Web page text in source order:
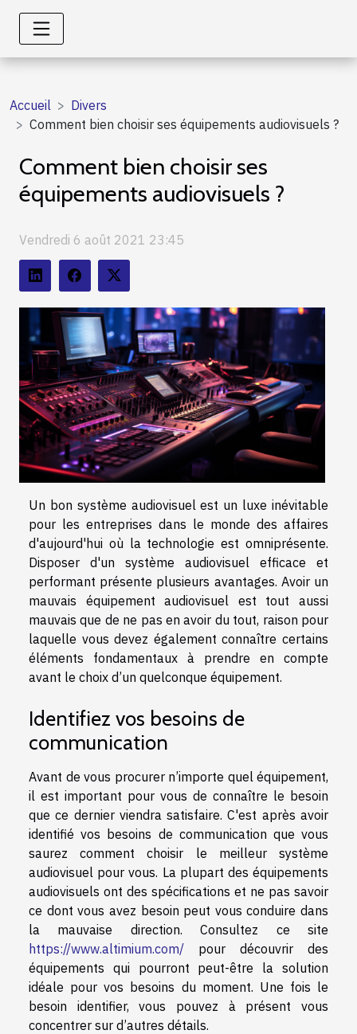
Accueil
Divers
Comment bien choisir ses équipements audiovisuels ?
Comment bien choisir ses
équipements audiovisuels ?
Vendredi 6 août 2021 23:45
Un bon système audiovisuel est un luxe inévitable
pour les entreprises dans le monde des affaires
d'aujourd'hui où la technologie est omniprésente.
Disposer d'un système audiovisuel efficace et
performant présente plusieurs avantages. Avoir un
mauvais équipement audiovisuel est tout aussi
mauvais que de ne pas en avoir du tout, raison pour
laquelle vous devez également connaître certains
éléments fondamentaux à prendre en compte
avant le choix d’un quelconque équipement.
Identifiez vos besoins de
communication
Avant de vous procurer n’importe quel équipement,
il est important pour vous de connaître le besoin
que ce dernier viendra satisfaire. C'est après avoir
identifié vos besoins de communication que vous
saurez comment choisir le meilleur système
audiovisuel pour vous. La plupart des équipements
audiovisuels ont des spécifications et ne pas savoir
ce dont vous avez besoin peut vous conduire dans
la mauvaise direction. Consultez ce site
https://www.altimium.com/ pour découvrir des
équipements qui pourront peut-être la solution
idéale pour vos besoins du moment. Une fois le
besoin identifier, vous pouvez à présent vous
concentrer sur d’autres détails.